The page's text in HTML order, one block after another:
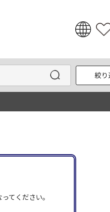
English
한국어
絞り
てください。